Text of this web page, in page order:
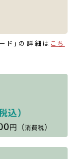
ド」の詳細は こち